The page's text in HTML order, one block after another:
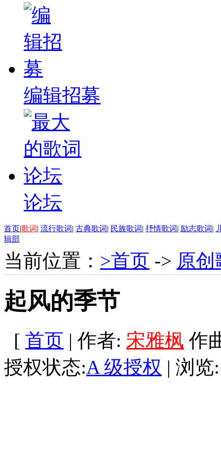
编辑招募
论坛
首页|歌词| 流行歌词| 古典歌词| 民族歌词| 抒情歌词| 励志歌词|
辑部
当前位置： >首页 -> 原创
起风的季节
[ 首页 | 作者: 宋雅枫 作
授权状态:A 级授权 | 浏览: